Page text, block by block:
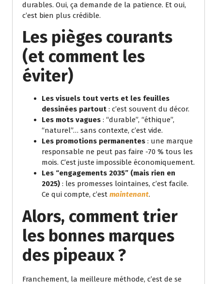
durables. Oui, ça demande de la patience. Et oui,
c’est bien plus crédible.
Les pièges courants
(et comment les
éviter)
Les visuels tout verts et les feuilles
dessinées partout : c’est souvent du décor.
Les mots vagues : “durable”, “éthique”,
“naturel”… sans contexte, c’est vide.
Les promotions permanentes : une marque
responsable ne peut pas faire -70 % tous les
mois. C’est juste impossible économiquement.
Les “engagements 2035” (mais rien en
2025) : les promesses lointaines, c’est facile.
Ce qui compte, c’est maintenant.
Alors, comment trier
les bonnes marques
des pipeaux ?
Franchement, la meilleure méthode, c’est de se